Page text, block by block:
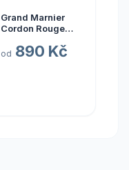
Grand Marnier
Cordon Rouge
od 890 Kč